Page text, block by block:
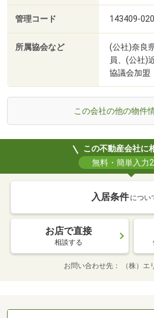
管理コード 143409-
所属協会など
(公社)奈良
員、(公社)
協議会加盟
この会社の他の物件
この不動産会社に
無料・簡単入力
入居条件 につい
お店で直接
相談する
お問い合わせ先 （株）